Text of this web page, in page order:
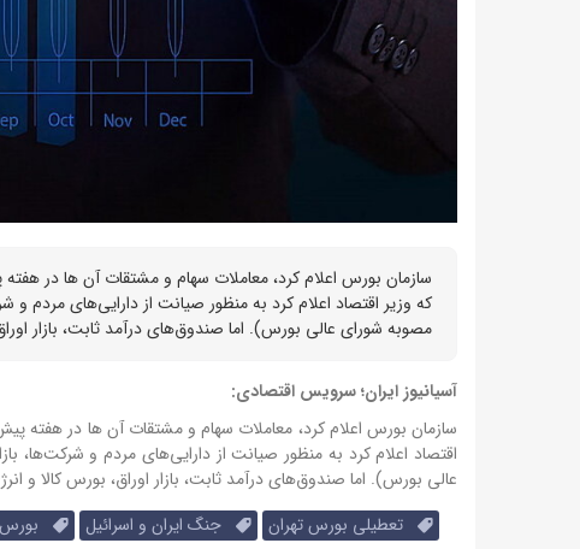
که وزیر اقتصاد اعلام کرد به منظور صیانت از دارایی‌های مردم
مصوبه شورای عالی بورس). اما صندوق‌های درآمد ثابت، بازار
آسیانیوز ایران؛ سرویس اقتصادی:
اقتصاد اعلام کرد به منظور صیانت از دارایی‌های مردم و
عالی بورس). اما صندوق‌های درآمد ثابت، بازار اوراق، بورس کالا و
تعطیلی بورس تهران
جنگ ایران و اسرائیل بورس